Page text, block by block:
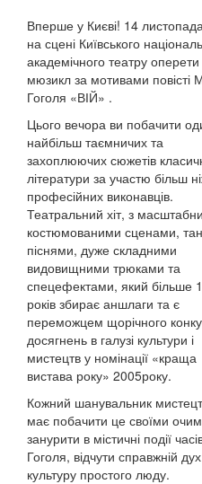
Вперше у Києві! 14
на сцені Київського
академічного театру оперети
мюзикл за мотивами повісті
Гоголя «ВІЙ» .
Цього вечора ви побачити
найбільш таємничих та
захоплюючих сюжетів
літератури за участю більш
професійних виконавців.
Театральний хіт, з
костюмованими сценами,
піснями, дуже складними
видовищними трюками та
спецефектами, який більше
років збирає аншлаги та є
переможцем щорічного
досягнень в галузі культури і
мистецтв у номінації «краща
вистава року» 2005року.
Кожний шанувальник
має побачити це своїми
занурити в містичні події
Гоголя, відчути справжній
культуру простого люду.